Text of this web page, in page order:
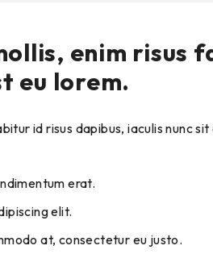
enim risus
eu lorem.
erat.
elit.
at, consectetur eu justo.